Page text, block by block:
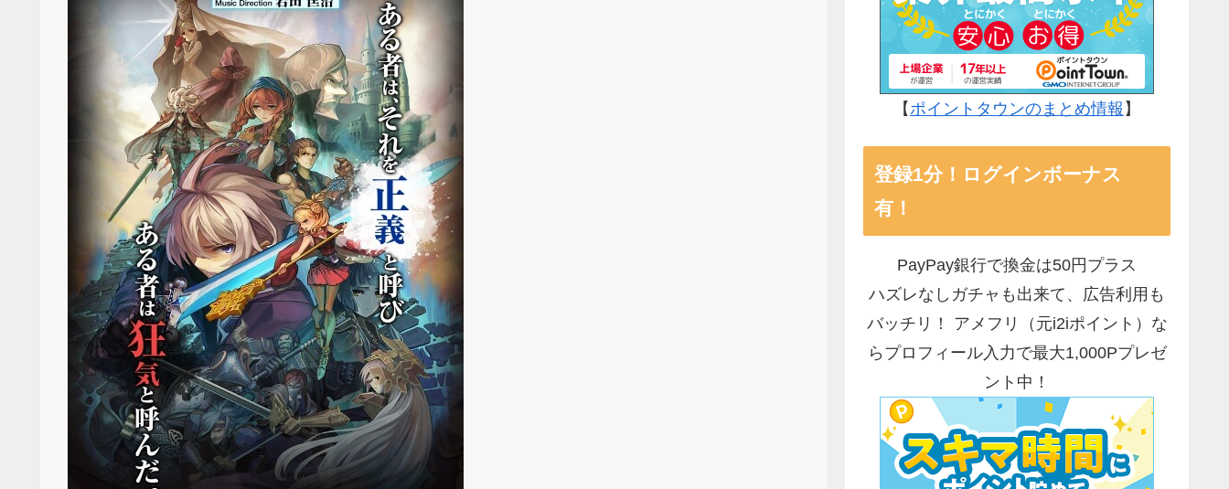
【ポイントタウンのまとめ情報 】
登録1分！ログインボーナス
有！
PayPay銀行で換金は50円プラス
ハズレなしガチャも出来て、広告利用も
バッチリ！ アメフリ（元i2iポイント）な
らプロフィール入力で最大1,000Pプレゼ
ント中！